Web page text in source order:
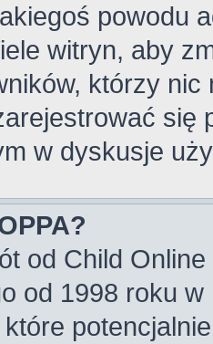
powodu
witryn, aby
którzy
w dyskusje
od Child
od 1998 roku w